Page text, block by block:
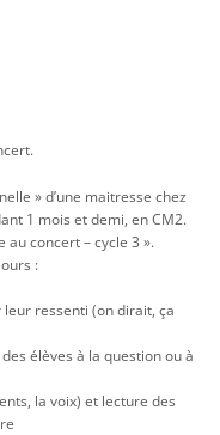
» d’une maitresse chez
1 mois et demi, en CM2.
au concert – cycle 3 ».
:
ressenti (on dirait, ça
élèves à la question ou à
la voix) et lecture des